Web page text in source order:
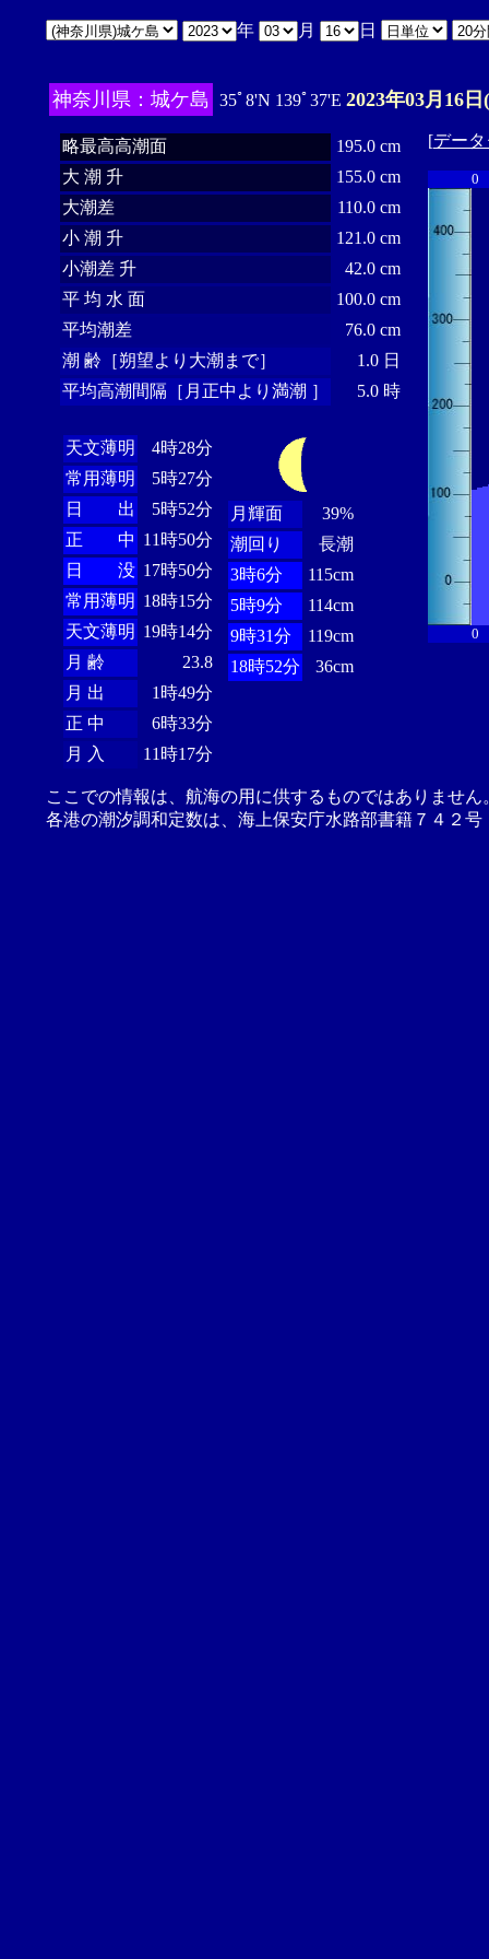
年 月 日
神奈川県：城ケ島 35ﾟ8'N 139ﾟ37'E 2023年03月16
略最高高潮面
195.0 cm
大 潮 升
155.0 cm
大潮差
110.0 cm
小 潮 升
121.0 cm
小潮差 升
42.0 cm
平 均 水 面
100.0 cm
平均潮差
76.0 cm
潮 齢［朔望より大潮まで］
1.0 日
平均高潮間隔［月正中より満潮 ］
5.0 時
天文薄明
4時28分
常用薄明
5時27分
日 出
5時52分
正 中 11時50分
日 没 17時50分
常用薄明 18時15分
天文薄明 19時14分
月 齢
23.8
月 出
1時49分
正 中
6時33分
月 入
11時17分
月輝面
39%
潮回り
長潮
3時6分
115cm
5時9分
114cm
9時31分
119cm
18時52分
36cm
[デー
0
0
ここでの情報は、航海の用に供するものではありませ
各港の潮汐調和定数は、海上保安庁水路部書籍７４２